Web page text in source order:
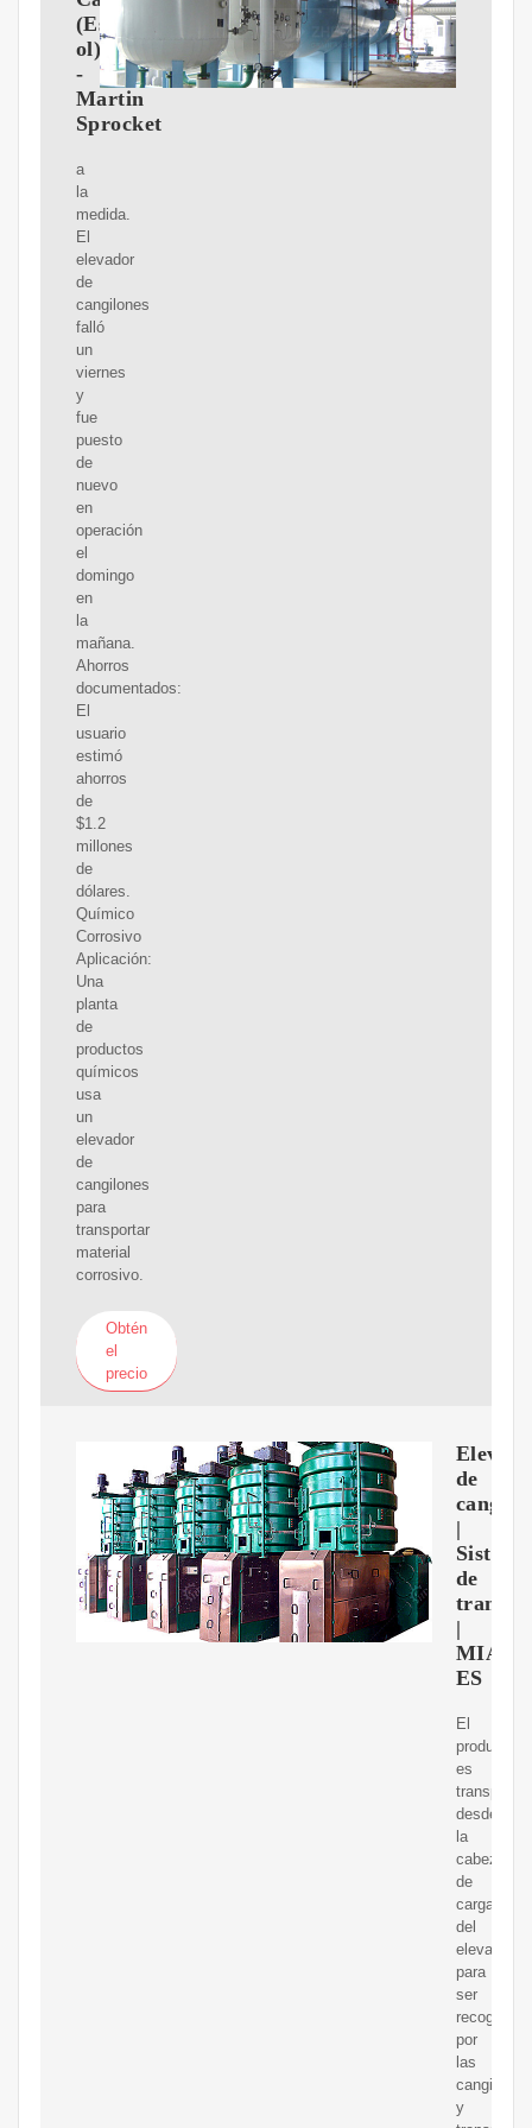
(Espa?
ol)
-
Martin
Sprocket
a
la
medida.
El
elevador
de
cangilones
falló
un
viernes
y
fue
puesto
de
nuevo
en
operación
el
domingo
en
la
mañana.
Ahorros
documentados:
El
usuario
estimó
ahorros
de
$1.2
millones
de
dólares.
Químico
Corrosivo
Aplicación:
Una
planta
de
productos
químicos
usa
un
elevador
de
cangilones
para
transportar
material
corrosivo.
Obtén
el
precio
de
|
de
|
MIAL
ES
El
producto
es
desde
la
cabeza
de
carga
del
elevador
para
ser
recogido
por
las
cangilones
y